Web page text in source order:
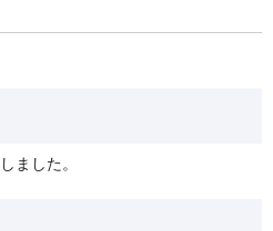
ました。